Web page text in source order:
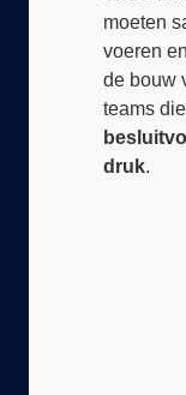
voeren
de bouw
teams
druk.